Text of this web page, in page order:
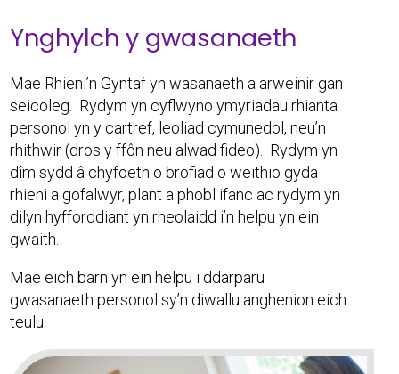
Ynghylch y gwasanaeth
Mae Rhieni’n Gyntaf yn wasanaeth a arweinir gan
seicoleg. Rydym yn cyflwyno ymyriadau rhianta
personol yn y cartref, leoliad cymunedol, neu’n
rhithwir (dros y ffôn neu alwad fideo). Rydym yn
dîm sydd â chyfoeth o brofiad o weithio gyda
rhieni a gofalwyr, plant a phobl ifanc ac rydym yn
dilyn hyfforddiant yn rheolaidd i’n helpu yn ein
gwaith.
Mae eich barn yn ein helpu i ddarparu
gwasanaeth personol sy’n diwallu anghenion eich
teulu.